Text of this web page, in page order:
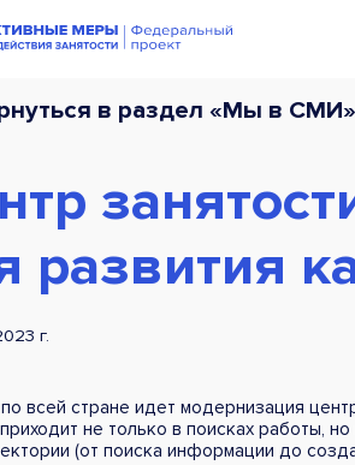
в раздел «Мы в СМИ»
развития
г.
всей стране идет модернизация
не только в поисках работы,
(от поиска информации до